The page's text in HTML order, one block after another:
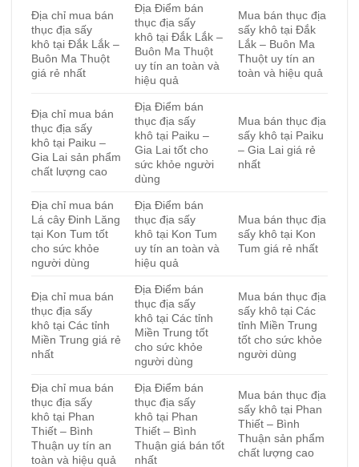
Địa chỉ mua bán
thục địa sấy
khô tại Đắk Lắk –
Buôn Ma Thuột
giá rẻ nhất
Địa Điểm bán
thục địa sấy
khô tại Đắk Lắk –
Buôn Ma Thuột
uy tín an toàn và
hiệu quả
Mua bán thục địa
sấy khô tại Đắk
Lắk – Buôn Ma
Thuột uy tín an
toàn và hiệu quả
Địa chỉ mua bán
thục địa sấy
khô tại Paiku –
Gia Lai sản phẩm
chất lượng cao
Địa Điểm bán
thục địa sấy
khô tại Paiku –
Gia Lai tốt cho
sức khỏe người
dùng
Mua bán thục địa
sấy khô tại Paiku
– Gia Lai giá rẻ
nhất
Địa chỉ mua bán
Lá cây Đinh Lăng
tại Kon Tum tốt
cho sức khỏe
người dùng
Địa Điểm bán
thục địa sấy
khô tại Kon Tum
uy tín an toàn và
hiệu quả
Mua bán thục địa
sấy khô tại Kon
Tum giá rẻ nhất
Địa chỉ mua bán
thục địa sấy
khô tại Các tỉnh
Miền Trung giá rẻ
nhất
Địa Điểm bán
thục địa sấy
khô tại Các tỉnh
Miền Trung tốt
cho sức khỏe
người dùng
Mua bán thục địa
sấy khô tại Các
tỉnh Miền Trung
tốt cho sức khỏe
người dùng
Địa chỉ mua bán
thục địa sấy
khô tại Phan
Thiết – Bình
Thuận uy tín an
toàn và hiệu quả
Địa Điểm bán
thục địa sấy
khô tại Phan
Thiết – Bình
Thuận giá bán tốt
nhất
Mua bán thục địa
sấy khô tại Phan
Thiết – Bình
Thuận sản phẩm
chất lượng cao